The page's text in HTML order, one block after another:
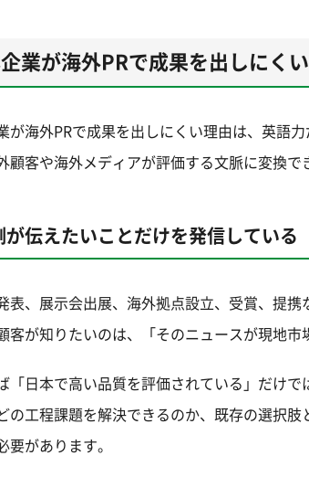
業が海外PRで成果を出しにく
が海外PRで成果を出しにくい理由は、英語
顧客や海外メディアが評価する文脈に変換で
が伝えたいことだけを発信している
表、展示会出展、海外拠点設立、受賞、提
客が知りたいのは、「そのニュースが現地市
「日本で高い品質を評価されている」だけ
の工程課題を解決できるのか、既存の選択
要があります。